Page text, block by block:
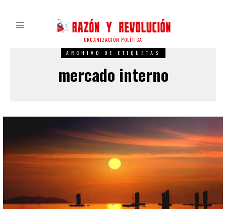
ORGANIZACIÓN POLÍTICA
ARCHIVO DE ETIQUETAS
mercado interno